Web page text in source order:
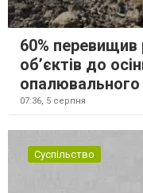
60% перевищив
об’єктів до
опалювального
07:36, 5 серпня
Суспільство